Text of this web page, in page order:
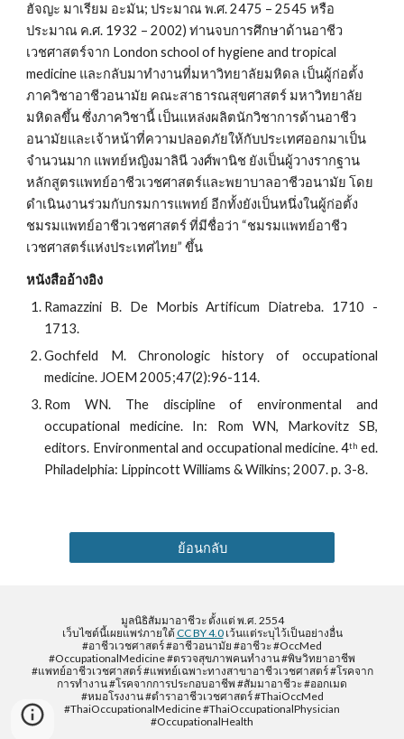
ฮัจญะ มาเรียม อะมัน; ประมาณ พ.ศ. 2475 – 2545 หรือ
ประมาณ ค.ศ. 1932 – 2002) ท่านจบการศึกษาด้านอาชีว
เวชศาสตร์จาก London school of hygiene and tropical
medicine และกลับมาทำงานที่มหาวิทยาลัยมหิดล เป็นผู้ก่อตั้ง
ภาควิชาอาชีวอนามัย คณะสาธารณสุขศาสตร์ มหาวิทยาลัย
มหิดลขึ้น ซึ่งภาควิชานี้ เป็นแหล่งผลิตนักวิชาการด้านอาชีว
อนามัยและเจ้าหน้าที่ความปลอดภัยให้กับประเทศออกมาเป็น
จำนวนมาก แพทย์หญิงมาลินี วงศ์พานิช ยังเป็นผู้วางรากฐาน
หลักสูตรแพทย์อาชีวเวชศาสตร์และพยาบาลอาชีวอนามัย โดย
ดำเนินงานร่วมกับกรมการแพทย์ อีกทั้งยังเป็นหนึ่งในผู้ก่อตั้ง
ชมรมแพทย์อาชีวเวชศาสตร์ ที่มีชื่อว่า “ชมรมแพทย์อาชีว
เวชศาสตร์แห่งประเทศไทย” ขึ้น
หนังสืออ้างอิง
Ramazzini B. De Morbis Artificum Diatreba. 1710 -
1713.
Gochfeld M. Chronologic history of occupational
medicine. JOEM 2005;47(2):96-114.
Rom WN. The discipline of environmental and
occupational medicine. In: Rom WN, Markovitz SB,
editors. Environmental and occupational medicine. 4th ed.
Philadelphia: Lippincott Williams & Wilkins; 2007. p. 3-8.
ย้อนกลับ
มูลนิธิสัมมาอาชีวะ ตั้งแต่ พ.ศ. 2554
เว็บไซต์นี้เผยแพร่ภายใต้CC BY 4.0เว้นแต่ระบุไว้เป็นอย่างอื่น
#อาชีวเวชศาสตร์ #อาชีวอนามัย #อาชีวะ #OccMed
#OccupationalMedicine #ตรวจสุขภาพคนทำงาน #พิษวิทยาอาชีพ
#แพทย์อาชีวเวชศาสตร์ #แพทย์เฉพาะทางสาขาอาชีวเวชศาสตร์ #โรคจาก
การทำงาน #โรคจากการประกอบอาชีพ #สัมมาอาชีวะ #ออกเมด
#หมอโรงงาน #ตำราอาชีวเวชศาสตร์ #ThaiOccMed
#ThaiOccupationalMedicine #ThaiOccupationalPhysician
#OccupationalHealth